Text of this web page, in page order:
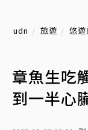
udn 旅遊 悠遊
章魚生吃
到一半心